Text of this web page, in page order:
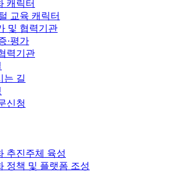
캐릭터
교육 캐릭터
및 협력기관
·평가
력기관
는 길
신청
추진주체 육성
정책 및 플랫폼 조성